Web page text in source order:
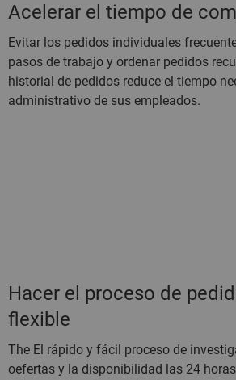
Acelerar el tiempo de
Evitar los pedidos individuales
pasos de trabajo y ordenar pedidos
historial de pedidos reduce el tiempo
administrativo de sus empleados.
Hacer el proceso de
flexible
The El rápido y fácil proceso de
oefertas y la disponibilidad las 24